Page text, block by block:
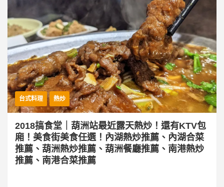
台式料理 熱炒
2018搞食堂｜葫洲站最近露天熱炒！還有KTV包
廂！美食街美食任選！內湖熱炒推薦、內湖合菜
推薦、葫洲熱炒推薦、葫洲餐廳推薦、南港熱炒
推薦、南港合菜推薦